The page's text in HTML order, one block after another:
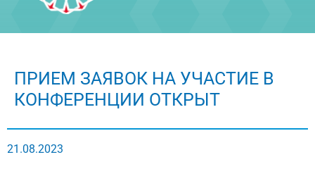
ПРИЕМ ЗАЯВОК НА УЧАСТИЕ В
КОНФЕРЕНЦИИ ОТКРЫТ
21.08.2023